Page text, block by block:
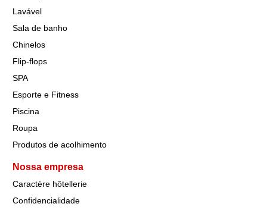
Lavável
Sala de banho
Chinelos
Flip-flops
SPA
Esporte e Fitness
Piscina
Roupa
Produtos de acolhimento
Nossa empresa
Caractère hôtellerie
Confidencialidade